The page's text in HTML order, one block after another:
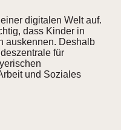
digitalen Welt auf.
dass Kinder in
auskennen. Deshalb
für
und Soziales